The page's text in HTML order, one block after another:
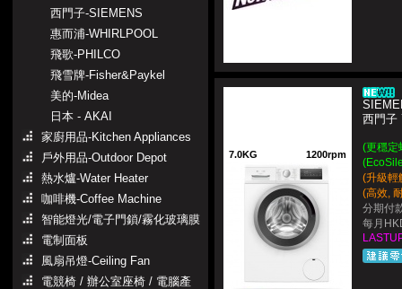
西門子-SIEMENS
惠而浦-WHIRLPOOL
飛歌-PHILCO
飛雪牌-Fisher&Paykel
美的-Midea
日本 - AKAI
家廚用品-Kitchen Appliances
戶外用品-Outdoor Depot
熱水爐-Water Heater
咖啡機-Coffee Machine
智能燈光/電子門鎖/霧化玻璃膜
電制面板
風扇吊燈-Ceiling Fan
電競椅 / 辦公室座椅 / 電腦產
7.0KG 1200rpm
西門子
(更穩定
(升級輕
(高效,
分期付
每月